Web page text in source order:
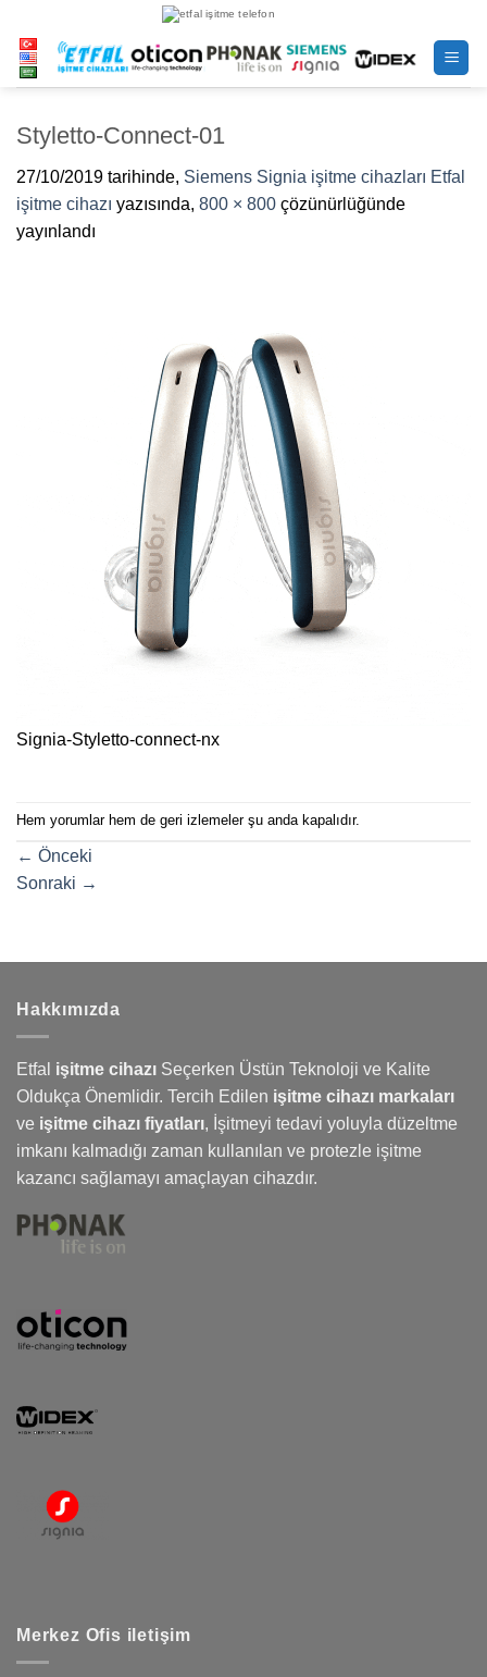
atla
Styletto-Connect-01
27/10/2019 tarihinde, Siemens Signia işitme cihazları Etfal
işitme cihazı yazısında, 800 × 800 çözünürlüğünde
yayınlandı
Signia-Styletto-connect-nx
Hem yorumlar hem de geri izlemeler şu anda kapalıdır.
← Önceki
Sonraki →
Hakkımızda
Etfal işitme cihazı Seçerken Üstün Teknoloji ve Kalite
Oldukça Önemlidir. Tercih Edilen işitme cihazı markaları
ve işitme cihazı fiyatları, İşitmeyi tedavi yoluyla düzeltme
imkanı kalmadığı zaman kullanılan ve protezle işitme
kazancı sağlamayı amaçlayan cihazdır.
Merkez Ofis iletişim